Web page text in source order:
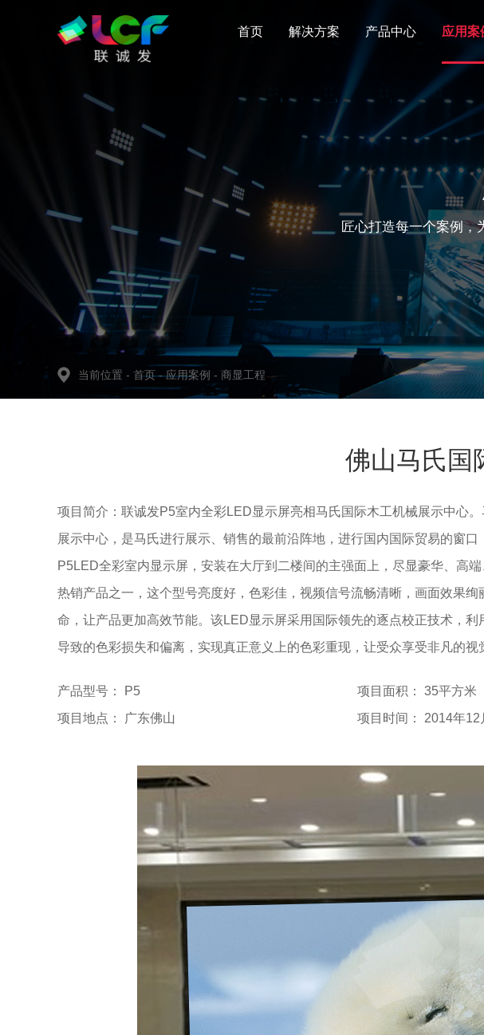
首页 解决方案 产品中心 应用案
匠心打造每一个案例，
当前位置 - 首页- 应用案例 - 商显工程
佛山马氏国
项目简介：联诚发P5室内全彩LED显示屏亮相马氏国际木工机械展示中心。
展示中心，是马氏进行展示、销售的最前沿阵地，进行国内国际贸易的窗
P5LED全彩室内显示屏，安装在大厅到二楼间的主强面上，尽显豪华、高
热销产品之一，这个型号亮度好，色彩佳，视频信号流畅清晰，画面效果
命，让产品更加高效节能。该LED显示屏采用国际领先的逐点校正技术，
导致的色彩损失和偏离，实现真正意义上的色彩重现，让受众享受非凡的视
产品型号： P5
项目面积： 35平方米
项目地点： 广东佛山
项目时间： 2014年12